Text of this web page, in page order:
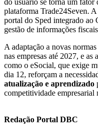
do usuário se torna um
plataforma Trade24Seven.
portal do Sped integrado ao
gestão de informações
A adaptação a novas
nas empresas até 2027, e as
como o eSocial, que exige
dia 12, reforçam a
atualização e aprendizado
competitividade empresarial
Redação Portal DBC